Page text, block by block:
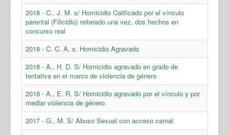
2018 - C., J. M. s/ Homicidio Calificado por el vínculo
parental (Filicidio) reiterado una vez, dos hechos en
concurso real
2018 - C. C. A. s. Homicidio Agravado
2018 - A., H. D. S/ Homicidio agravado en grado de
tentativa en el marco de violencia de género
2018 - A., E. R. S/ Homicidio agravado por el vínculo y por
mediar violencia de género
2017 - G., M. S/ Abuso Sexual con acceso carnal